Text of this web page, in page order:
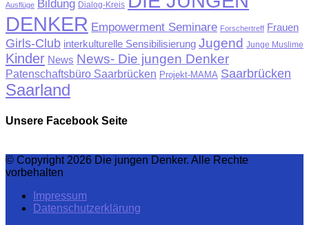
Ausflüge Bildung Dialog-Kreis
DENKER Empowerment Seminare Forschertreff Frauen
Girls-Club interkulturelle Sensibilisierung Jugend Junge Muslime
Kinder News News- Die jungen Denker
Patenschaftsbüro Saarbrücken Projekt-MAMA Saarbrücken
Saarland
Unsere Facebook Seite
© Copyright 2026 Die jungen Denker. Alle Rechte
vorbehalten
Impressum
Datenschutzerklärung